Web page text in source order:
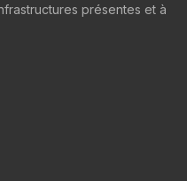
présentes et à